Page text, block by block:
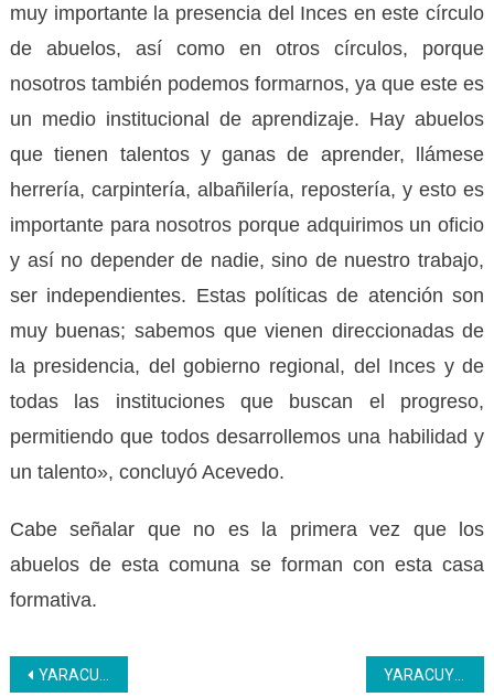
muy importante la presencia del Inces en este círculo
de abuelos, así como en otros círculos, porque
nosotros también podemos formarnos, ya que este es
un medio institucional de aprendizaje. Hay abuelos
que tienen talentos y ganas de aprender, llámese
herrería, carpintería, albañilería, repostería, y esto es
importante para nosotros porque adquirimos un oficio
y así no depender de nadie, sino de nuestro trabajo,
ser independientes. Estas políticas de atención son
muy buenas; sabemos que vienen direccionadas de
la presidencia, del gobierno regional, del Inces y de
todas las instituciones que buscan el progreso,
permitiendo que todos desarrollemos una habilidad y
un talento», concluyó Acevedo.
Cabe señalar que no es la primera vez que los
abuelos de esta comuna se forman con esta casa
formativa.
Navegación
YARACUY | Inces y Minmujer capacitan a privadas de libertad en área de estética YARACUY | Reinaugurada cancha de usos múltiples Omar Peña “El You”